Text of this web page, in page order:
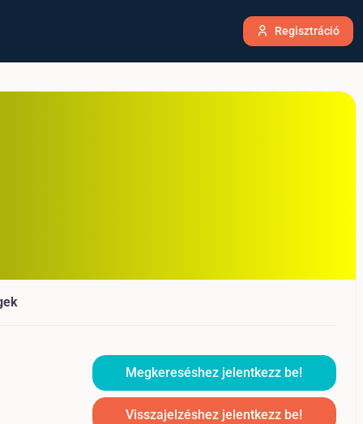
Regisztráció
Megkereséshez jelentkezz be!
Visszajelzéshez jelentkezz be!